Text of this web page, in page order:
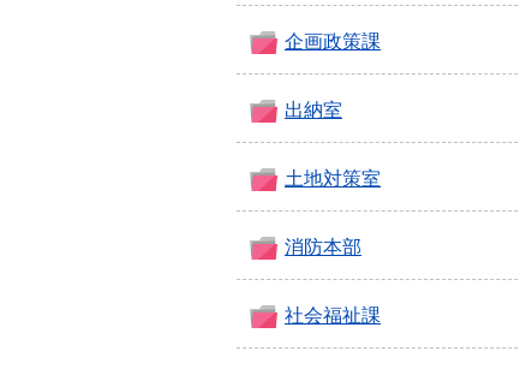
企画政策課
出納室
土地対策室
消防本部
社会福祉課